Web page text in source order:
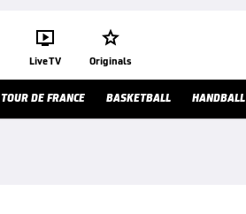

Live TV

Originals
TOUR DE FRANCE BASKETBALL HANDBALL